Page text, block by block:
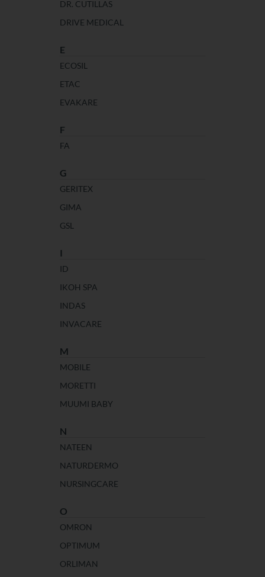
DR. CUTILLAS
DRIVE MEDICAL
E
ECOSIL
ETAC
EVAKARE
F
FA
G
GERITEX
GIMA
GSL
I
ID
IKOH SPA
INDAS
INVACARE
M
MOBILE
MORETTI
MUUMI BABY
N
NATEEN
NATURDERMO
NURSINGCARE
O
OMRON
OPTIMUM
ORLIMAN